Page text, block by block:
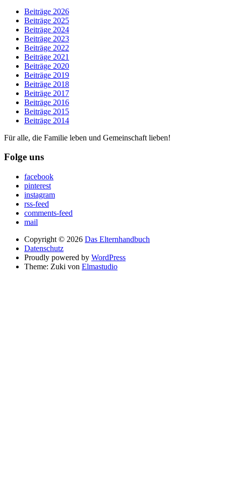
Beiträge 2026
Beiträge 2025
Beiträge 2024
Beiträge 2023
Beiträge 2022
Beiträge 2021
Beiträge 2020
Beiträge 2019
Beiträge 2018
Beiträge 2017
Beiträge 2016
Beiträge 2015
Beiträge 2014
Für alle, die Familie leben und Gemeinschaft lieben!
Folge uns
facebook
pinterest
instagram
rss-feed
comments-feed
mail
Copyright © 2026 Das Elternhandbuch
Datenschutz
Proudly powered by WordPress
Theme: Zuki von Elmastudio